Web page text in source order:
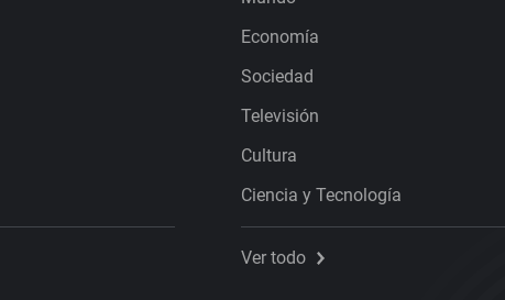
Economía
Sociedad
Televisión
Cultura
Ciencia y Tecnología
Ver todo